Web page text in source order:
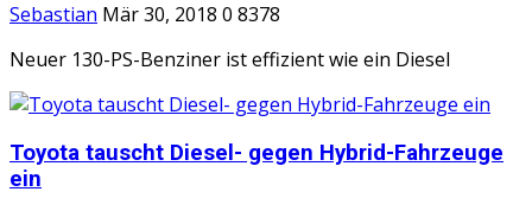
Sebastian Mär 30, 2018 0 8378
Neuer 130-PS-Benziner ist effizient wie ein Diesel
Toyota tauscht Diesel- gegen Hybrid-Fahrzeuge
ein